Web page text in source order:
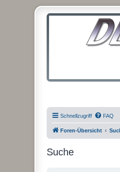
Schnellzugriff FAQ
Foren-Übersicht
Suche